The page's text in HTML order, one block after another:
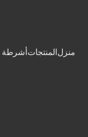
المنتجاتأشرطة فيديو